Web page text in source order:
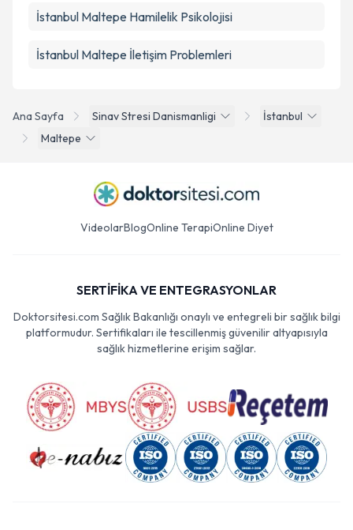
Ana Sayfa Sinav Stresi Danismanligi
İstanbul
Maltepe
İstanbul Maltepe Hamilelik Psikolojisi
İstanbul Maltepe İletişim Problemleri
VideolarBlogOnline TerapiOnline Diyet
SERTİFİKA VE ENTEGRASYONLAR
Doktorsitesi.com Sağlık Bakanlığı onaylı ve entegreli bir sağlık bilgi
platformudur. Sertifikaları ile tescillenmiş güvenilir altyapısıyla
sağlık hizmetlerine erişim sağlar.